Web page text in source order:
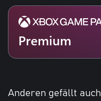
Premium
Anderen gefällt auch